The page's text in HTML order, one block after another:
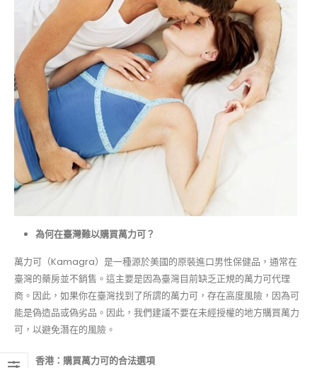
為何在臺灣難以購買萬力可？
萬力可（Kamagra）是一種源於美國的原裝進口男性保健品，通常在
臺灣的藥房並不銷售。這主要是因為臺灣目前缺乏正規的萬力可代理
商。因此，如果你在臺灣找到了所謂的萬力可，存在高度風險，因為可
能是偽造品或偽劣品。因此，我們建議不要在未經授權的地方購買萬力
可，以避免潛在的風險。
香港：購買萬力可的合法選項